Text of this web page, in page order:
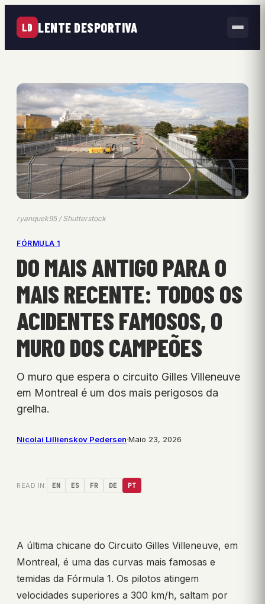
LD LENTE DESPORTIVA
ryanquek95 / Shutterstock
FÓRMULA 1
DO MAIS ANTIGO PARA O
MAIS RECENTE: TODOS OS
ACIDENTES FAMOSOS, O
MURO DOS CAMPEÕES
O muro que espera o circuito Gilles Villeneuve
em Montreal é um dos mais perigosos da
grelha.
Nicolai Lillienskov Pedersen·Maio 23, 2026
READ IN: EN ES FR DE PT
A última chicane do Circuito Gilles Villeneuve, em
Montreal, é uma das curvas mais famosas e
temidas da Fórmula 1. Os pilotos atingem
velocidades superiores a 300 km/h, saltam por